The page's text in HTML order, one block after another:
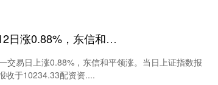
配资资讯网 移动支付板块6月12日涨0.88%，东信和平领涨，主力资金净流出7124.97万元
交易日上涨0.88%，东信和平领涨。当日上证指数报
收于10234.33配资资....